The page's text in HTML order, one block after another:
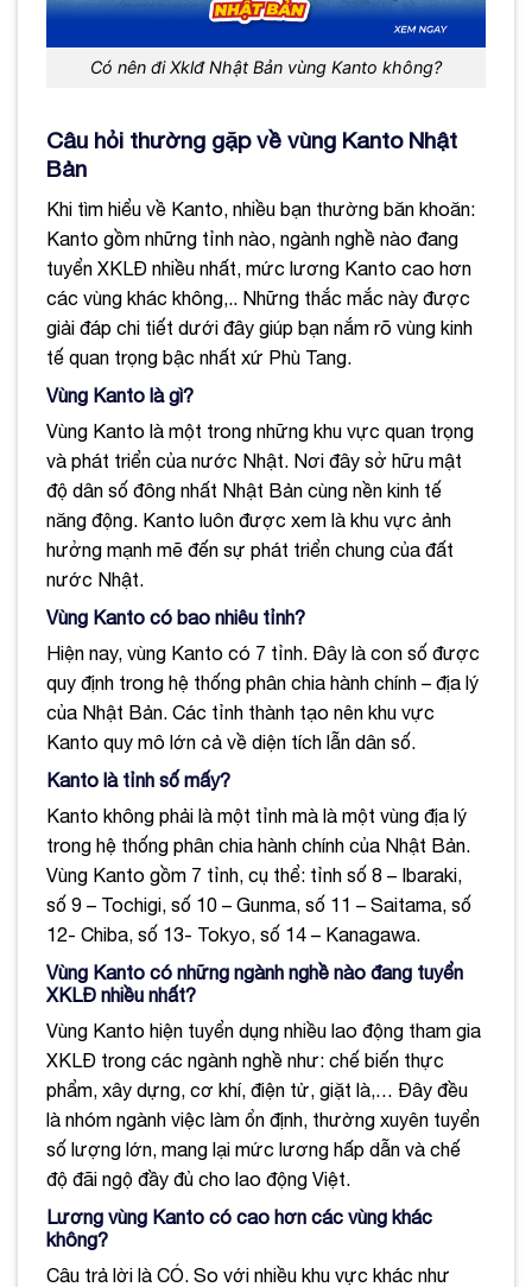
Có nên đi Xklđ Nhật Bản vùng Kanto không?
Câu hỏi thường gặp về vùng Kanto Nhật
Bản
Khi tìm hiểu về Kanto, nhiều bạn thường băn khoăn:
Kanto gồm những tỉnh nào, ngành nghề nào đang
tuyển XKLĐ nhiều nhất, mức lương Kanto cao hơn
các vùng khác không,.. Những thắc mắc này được
giải đáp chi tiết dưới đây giúp bạn nắm rõ vùng kinh
tế quan trọng bậc nhất xứ Phù Tang.
Vùng Kanto là gì?
Vùng Kanto là một trong những khu vực quan trọng
và phát triển của nước Nhật. Nơi đây sở hữu mật
độ dân số đông nhất Nhật Bản cùng nền kinh tế
năng động. Kanto luôn được xem là khu vực ảnh
hưởng mạnh mẽ đến sự phát triển chung của đất
nước Nhật.
Vùng Kanto có bao nhiêu tỉnh?
Hiện nay, vùng Kanto có 7 tỉnh. Đây là con số được
quy định trong hệ thống phân chia hành chính – địa lý
của Nhật Bản. Các tỉnh thành tạo nên khu vực
Kanto quy mô lớn cả về diện tích lẫn dân số.
Kanto là tỉnh số mấy?
Kanto không phải là một tỉnh mà là một vùng địa lý
trong hệ thống phân chia hành chính của Nhật Bản.
Vùng Kanto gồm 7 tỉnh, cụ thể: tỉnh số 8 – Ibaraki,
số 9 – Tochigi, số 10 – Gunma, số 11 – Saitama, số
12- Chiba, số 13- Tokyo, số 14 – Kanagawa.
Vùng Kanto có những ngành nghề nào đang tuyển
XKLĐ nhiều nhất?
Vùng Kanto hiện tuyển dụng nhiều lao động tham gia
XKLĐ trong các ngành nghề như: chế biến thực
phẩm, xây dựng, cơ khí, điện tử, giặt là,… Đây đều
là nhóm ngành việc làm ổn định, thường xuyên tuyển
số lượng lớn, mang lại mức lương hấp dẫn và chế
độ đãi ngộ đầy đủ cho lao động Việt.
Lương vùng Kanto có cao hơn các vùng khác
không?
Câu trả lời là CÓ. So với nhiều khu vực khác như